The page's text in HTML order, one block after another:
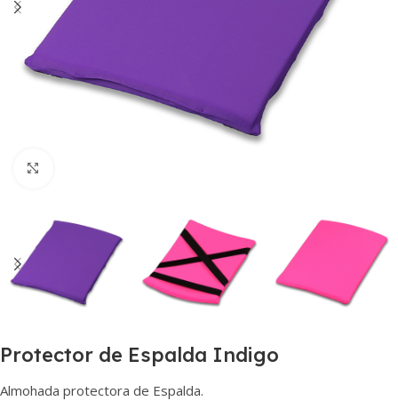
Protector de Espalda Indigo
Almohada protectora de Espalda.